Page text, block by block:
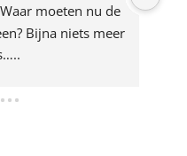
moeten nu de
Bijna niets meer